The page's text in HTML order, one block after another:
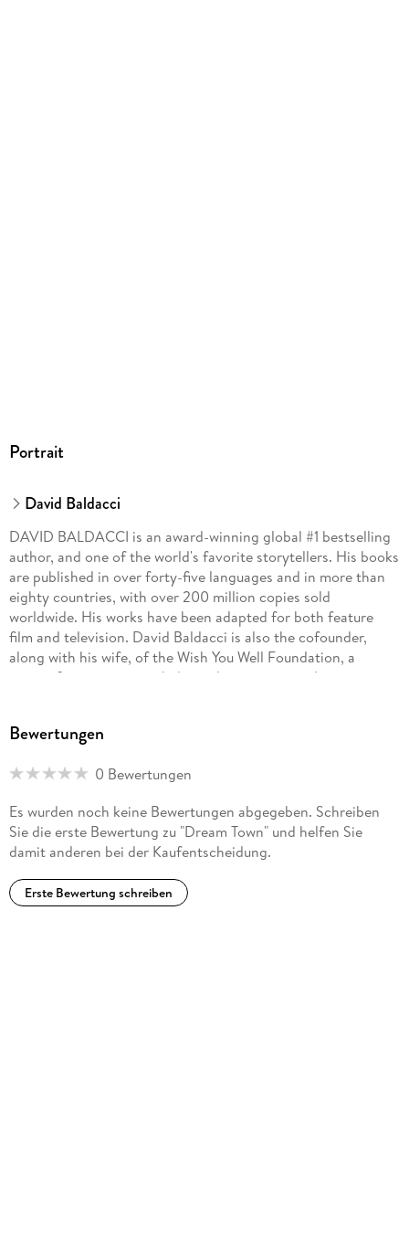
Portrait
David Baldacci
DAVID BALDACCI is an award-winning global #1 bestselling
author, and one of the world's favorite storytellers. His books
are published in over forty-five languages and in more than
eighty countries, with over 200 million copies sold
worldwide. His works have been adapted for both feature
film and television. David Baldacci is also the cofounder,
along with his wife, of the Wish You Well Foundation, a
nonprofit organization dedicated to supporting literacy
foundation at WishYouWellFoundation. org.
Bewertungen
0 Bewertungen
Es wurden noch keine Bewertungen abgegeben. Schreiben
Sie die erste Bewertung zu "Dream Town" und helfen Sie
damit anderen bei der Kaufentscheidung.
Erste Bewertung schreiben